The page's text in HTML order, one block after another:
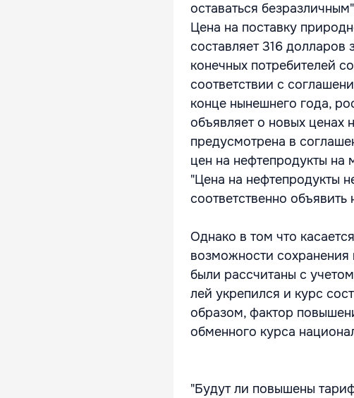
оставаться
Цена на поставку
составляет 316
конечных потребителей
соответствии с
конце нынешнего года,
объявляет о новых ценах
предусмотрена в
цен на нефтепродукты
"Цена на нефтепродукты
соответственно
Однако в том что
возможности
были рассчитаны с
лей укрепился и курс
образом, фактор
обменного курса
"Будут ли повышены